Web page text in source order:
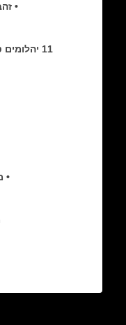
• זהב
11 יהלומים טבעיים סה"כ 0.159 קראט
•